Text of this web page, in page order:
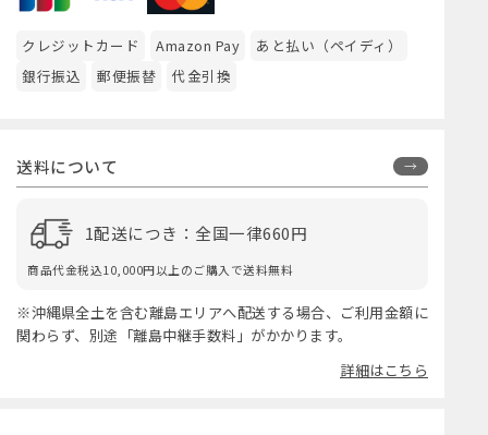
クレジットカード Amazon Pay
あと払い（ペイディ）
銀行振込
郵便振替 代金引換
送料について
1配送につき：全国一律660円
商品代金税込10,000円以上のご購入で送料無料
※沖縄県全土を含む離島エリアへ配送する場合、ご利用金額に
関わらず、別途「離島中継手数料」がかかります。
詳細はこちら